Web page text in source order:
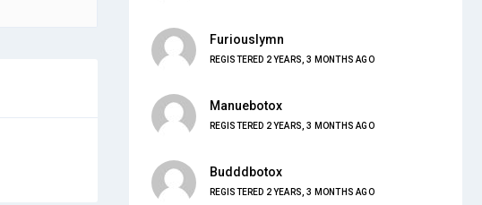
Furiouslymn
REGISTERED 2 YEARS, 3 MONTHS AGO
Manuebotox
REGISTERED 2 YEARS, 3 MONTHS AGO
Budddbotox
REGISTERED 2 YEARS, 3 MONTHS AGO